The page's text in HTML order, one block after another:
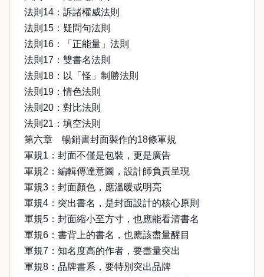
法則14：訴諸權威法則
法則15：疑問句法則
法則16：「正能量」法則
法則17：雙書名法則
法則18：以「怪」制勝法則
法則19：情色法則
法則20：對比法則
法則21：填空法則
第六章 暢銷書封面製作的18條軍規
軍規1：封面不僅是包裝，更是廣告
軍規2：編輯傳達意圖，設計師負責呈現
軍規3：封面顏色，應溫暖或明亮
軍規4：突出書名，是封面設計的核心原則
軍規5：封面縮小至方寸，也應能看清書名
軍規6：書背上的書名，也應該盡量醒目
軍規7：知名度高的作者，要盡量突出
軍規8：品牌書系，要特別突出品牌